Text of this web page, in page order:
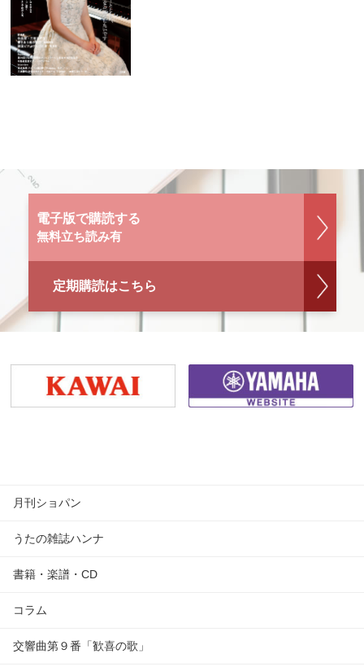
電子版で購読する
無料立ち読み有
定期購読はこちら
月刊ショパン
うたの雑誌ハンナ
書籍・楽譜・CD
コラム
交響曲第９番「歓喜の歌」